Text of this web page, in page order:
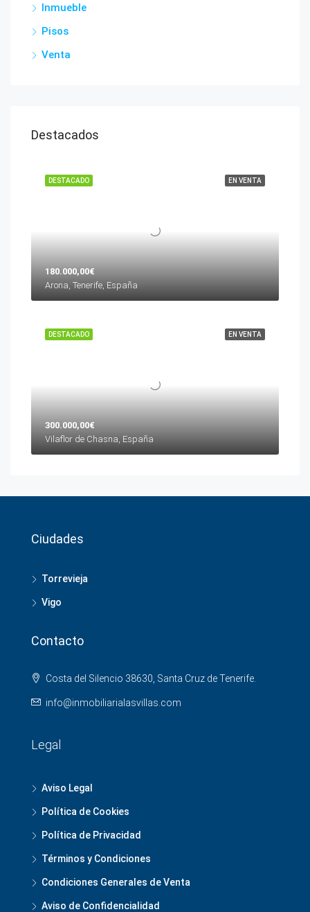
Inmueble
Pisos
Venta
Destacados
EN VENTA
DESTACADO
180.000,00€
Arona, Tenerife, España
EN VENTA
DESTACADO
300.000,00€
Vilaflor de Chasna, España
Ciudades
Torrevieja
Vigo
Contacto
Costa del Silencio 38630, Santa Cruz de Tenerife.
info@inmobiliarialasvillas.com
Legal
Aviso Legal
Política de Cookies
Política de Privacidad
Términos y Condiciones
Condiciones Generales de Venta
Aviso de Confidencialidad